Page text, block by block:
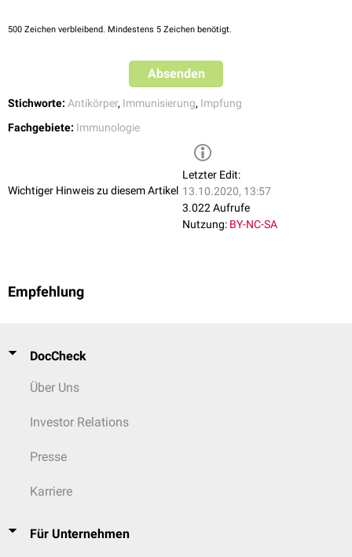
und zum Nachweis eines
500 Zeichen verbleibend. Mindestens 5 Zeichen benötigt.
Absenden
Stichworte: Antikörper, Immunisierung, Impfung
Fachgebiete: Immunologie
Wichtiger Hinweis zu diesem Artikel
Letzter Edit:
13.10.2020, 13:57
3.022 Aufrufe
Nutzung: BY-NC-SA
Empfehlung
DocCheck
Über Uns
Investor Relations
Presse
Karriere
Für Unternehmen